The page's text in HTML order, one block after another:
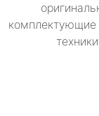
комплектующие